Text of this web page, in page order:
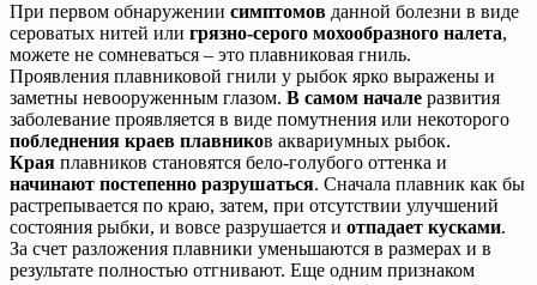
При первом обнаружении симптомов данной болезни в виде
сероватых нитей или грязно-серого мохообразного налета,
можете не сомневаться – это плавниковая гниль.
Проявления плавниковой гнили у рыбок ярко выражены и
заметны невооруженным глазом. В самом начале развития
заболевание проявляется в виде помутнения или некоторого
побледнения краев плавников аквариумных рыбок.
Края плавников становятся бело-голубого оттенка и
начинают постепенно разрушаться. Сначала плавник как бы
растрепывается по краю, затем, при отсутствии улучшений
состояния рыбки, и вовсе разрушается и отпадает кусками.
За счет разложения плавники уменьшаются в размерах и в
результате полностью отгнивают. Еще одним признаком